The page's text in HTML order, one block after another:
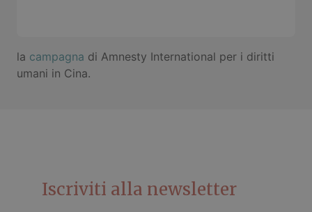
la campagna di Amnesty International per i diritti
umani in Cina.
Iscriviti alla newsletter